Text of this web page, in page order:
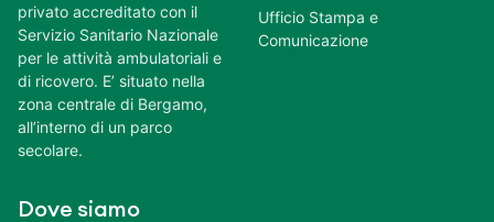
privato accreditato con il
Servizio Sanitario Nazionale
per le attività ambulatoriali e
di ricovero. E’ situato nella
zona centrale di Bergamo,
all’interno di un parco
secolare.
Dove siamo
Ufficio Stampa e
Comunicazione